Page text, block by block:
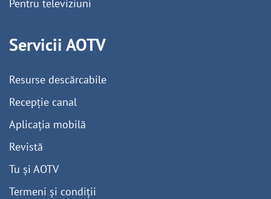
Pentru televiziuni
Servicii AOTV
Resurse descărcabile
Recepție canal
Aplicația mobilă
Revistă
Tu și AOTV
Termeni și condiții